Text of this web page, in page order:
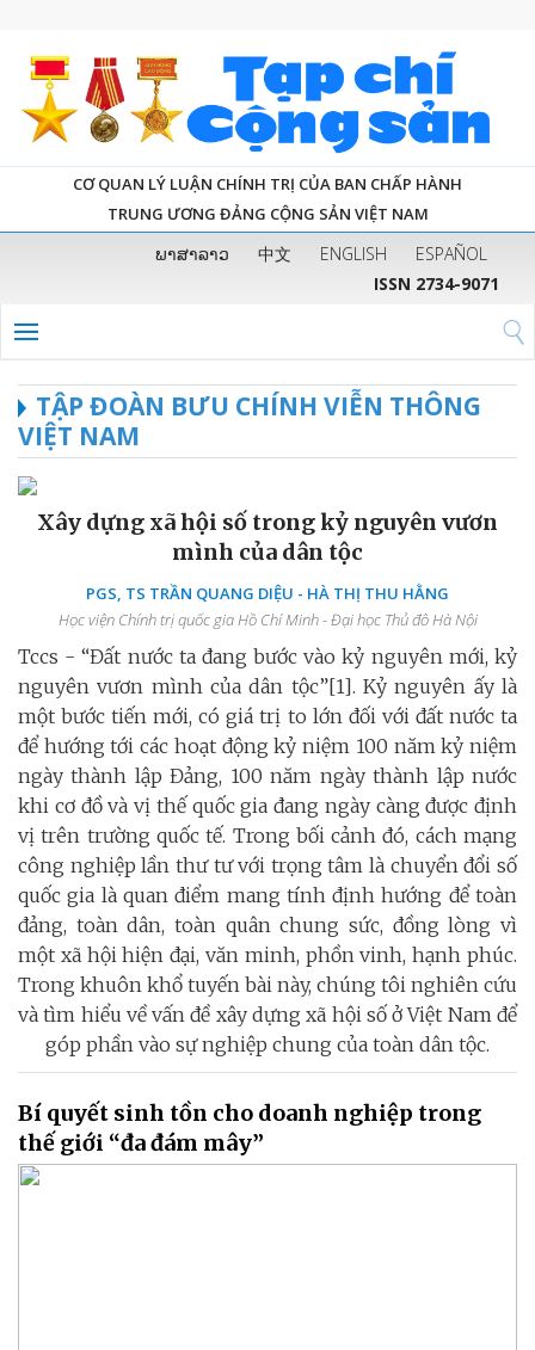
CƠ QUAN LÝ LUẬN CHÍNH TRỊ CỦA BAN CHẤP HÀNH
TRUNG ƯƠNG ĐẢNG CỘNG SẢN VIỆT NAM
ພາສາລາວ 中文 ENGLISH
ESPAÑOL
ISSN 2734-9071
TẬP ĐOÀN BƯU CHÍNH VIỄN THÔNG
VIỆT NAM
Xây dựng xã hội số trong kỷ nguyên vươn
mình của dân tộc
PGS, TS TRẦN QUANG DIỆU - HÀ THỊ THU HẰNG
Học viện Chính trị quốc gia Hồ Chí Minh - Đại học Thủ đô Hà Nội
Tccs - “Đất nước ta đang bước vào kỷ nguyên mới, kỷ
nguyên vươn mình của dân tộc”[1]. Kỷ nguyên ấy là
một bước tiến mới, có giá trị to lớn đối với đất nước ta
để hướng tới các hoạt động kỷ niệm 100 năm kỷ niệm
ngày thành lập Đảng, 100 năm ngày thành lập nước
khi cơ đồ và vị thế quốc gia đang ngày càng được định
vị trên trường quốc tế. Trong bối cảnh đó, cách mạng
công nghiệp lần thư tư với trọng tâm là chuyển đổi số
quốc gia là quan điểm mang tính định hướng để toàn
đảng, toàn dân, toàn quân chung sức, đồng lòng vì
một xã hội hiện đại, văn minh, phồn vinh, hạnh phúc.
Trong khuôn khổ tuyến bài này, chúng tôi nghiên cứu
và tìm hiểu về vấn đề xây dựng xã hội số ở Việt Nam để
góp phần vào sự nghiệp chung của toàn dân tộc.
Bí quyết sinh tồn cho doanh nghiệp trong
thế giới “đa đám mây”